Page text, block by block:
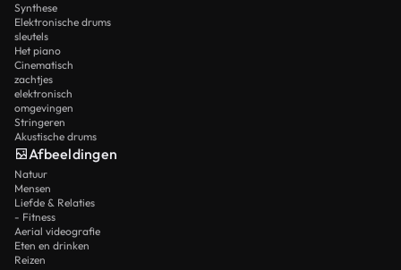
Synthese
Elektronische drums
sleutels
Het piano
Cinematisch
zachtjes
elektronisch
omgevingen
Stringeren
Akustische drums
Afbeeldingen
Natuur
Mensen
Liefde & Relaties
- Fitness
Aerial videografie
Eten en drinken
Reizen